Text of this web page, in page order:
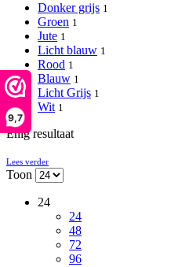
9,7
Donker grijs 1
Groen 1
Jute 1
Licht blauw 1
Rood 1
Blauw 1
Licht Grijs 1
Wit 1
Enig resultaat
Lees verder
Toon
24
24
48
72
96